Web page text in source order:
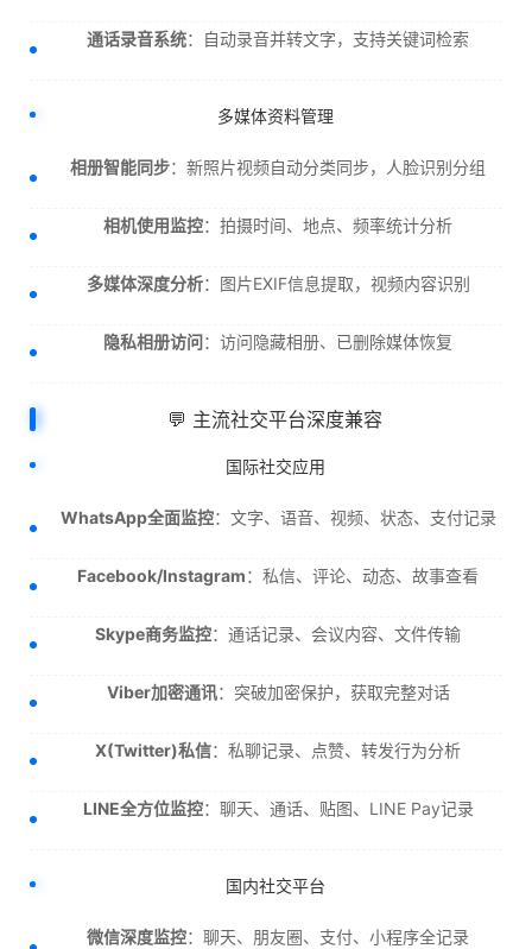
通话录音系统：自动录音并转文字，支持关键词检索
多媒体资料管理
相册智能同步：新照片视频自动分类同步，人脸识别分组
相机使用监控：拍摄时间、地点、频率统计分析
多媒体深度分析：图片EXIF信息提取，视频内容识别
隐私相册访问：访问隐藏相册、已删除媒体恢复
💬 主流社交平台深度兼容
国际社交应用
WhatsApp全面监控：文字、语音、视频、状态、支付记录
Facebook/Instagram：私信、评论、动态、故事查看
Skype商务监控：通话记录、会议内容、文件传输
Viber加密通讯：突破加密保护，获取完整对话
X(Twitter)私信：私聊记录、点赞、转发行为分析
LINE全方位监控：聊天、通话、贴图、LINE Pay记录
国内社交平台
微信深度监控：聊天、朋友圈、支付、小程序全记录